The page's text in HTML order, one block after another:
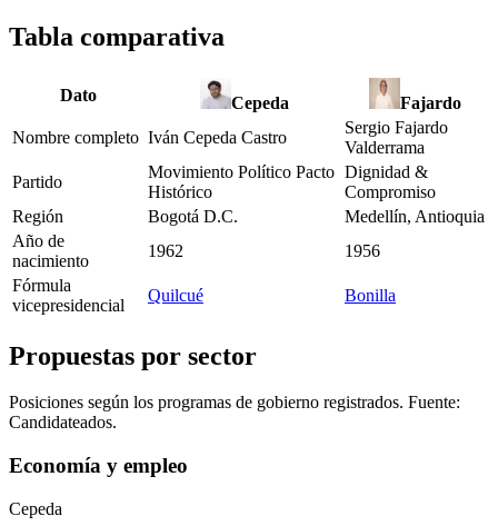
Tabla comparativa
Dato Cepeda
Fajardo
Nombre completo Iván Cepeda Castro
Sergio Fajardo
Valderrama
Partido
Movimiento Político Pacto
Histórico
Dignidad &
Compromiso
Región
Bogotá D.C.
Medellín, Antioquia
Año de
nacimiento
1962
1956
Fórmula
vicepresidencial
Quilcué Bonilla
Propuestas por sector
Posiciones según los programas de gobierno registrados. Fuente:
Candidateados.
Economía y empleo
Cepeda